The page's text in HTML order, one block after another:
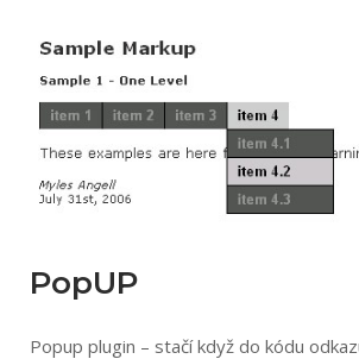
PopUP
Popup plugin – stačí když do kódu